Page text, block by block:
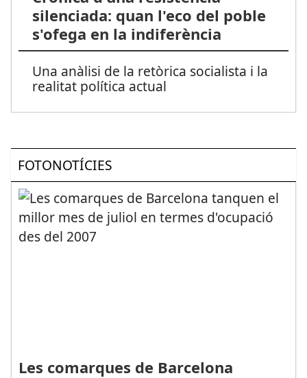
silenciada: quan l'eco del poble
s'ofega en la indiferència
Una anàlisi de la retòrica socialista i la
realitat política actual
FOTONOTÍCIES
Les comarques de Barcelona